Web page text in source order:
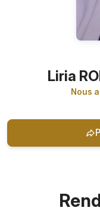
Liria
Nous